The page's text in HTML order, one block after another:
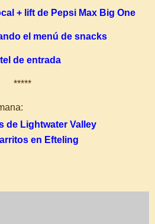
+ lift de Pepsi Max Big One
el menú de snacks
de entrada
*****
de Lightwater Valley
en Efteling